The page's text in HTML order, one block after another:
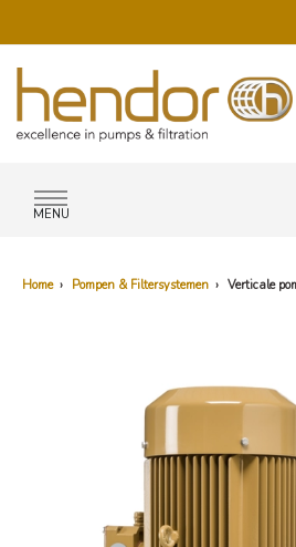
MENU
Home › Pompen & Filtersystemen › Verticale